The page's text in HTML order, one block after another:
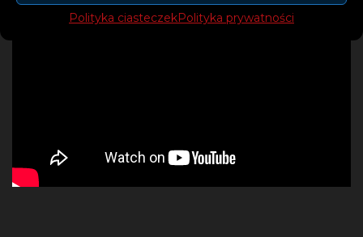
Polityka ciasteczekPolityka prywatności